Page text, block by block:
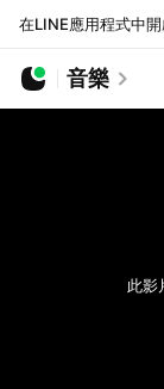
在LINE應用程式中開
音樂
此影